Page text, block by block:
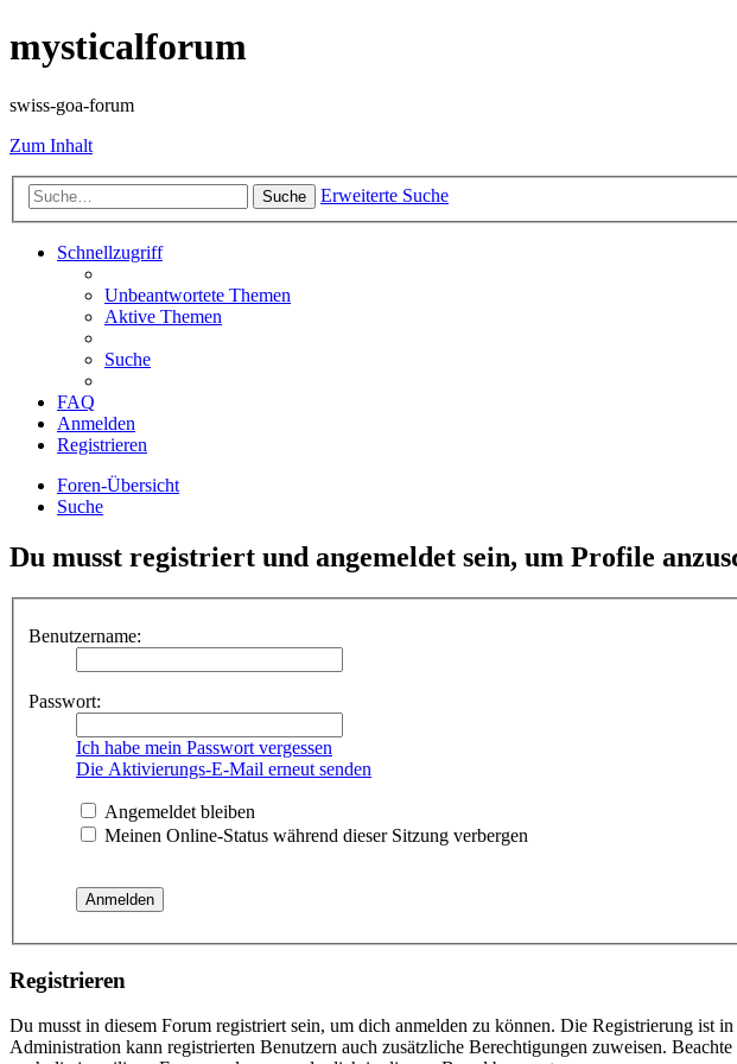
mysticalforum
swiss-goa-forum
Zum Inhalt
Suche Erweiterte Suche
Schnellzugriff
Unbeantwortete Themen
Aktive Themen
Suche
FAQ
Anmelden
Registrieren
Foren-Übersicht
Suche
Du musst registriert und angemeldet sein, um Profile
Benutzername:
Passwort:
Ich habe mein Passwort vergessen
Die Aktivierungs-E-Mail erneut senden
Angemeldet bleiben
Meinen Online-Status während dieser Sitzung verbergen
Registrieren
Du musst in diesem Forum registriert sein, um dich anmelden zu können. Die Registrierung
Administration kann registrierten Benutzern auch zusätzliche Berechtigungen zuweisen.